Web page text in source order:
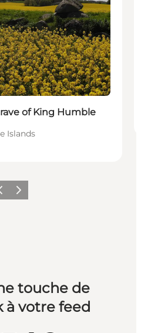
of King Humble
Islands
Suivant
touche de
à votre feed